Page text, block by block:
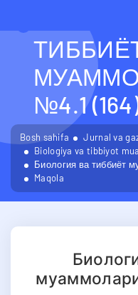
№4.1
Bosh sahifa
Jurnal va
Biologiya va tibbiyot
Биология ва тиббиёт
Maqola